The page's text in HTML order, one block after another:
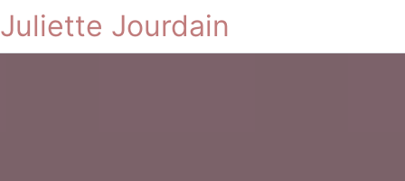
Juliette Jourdain